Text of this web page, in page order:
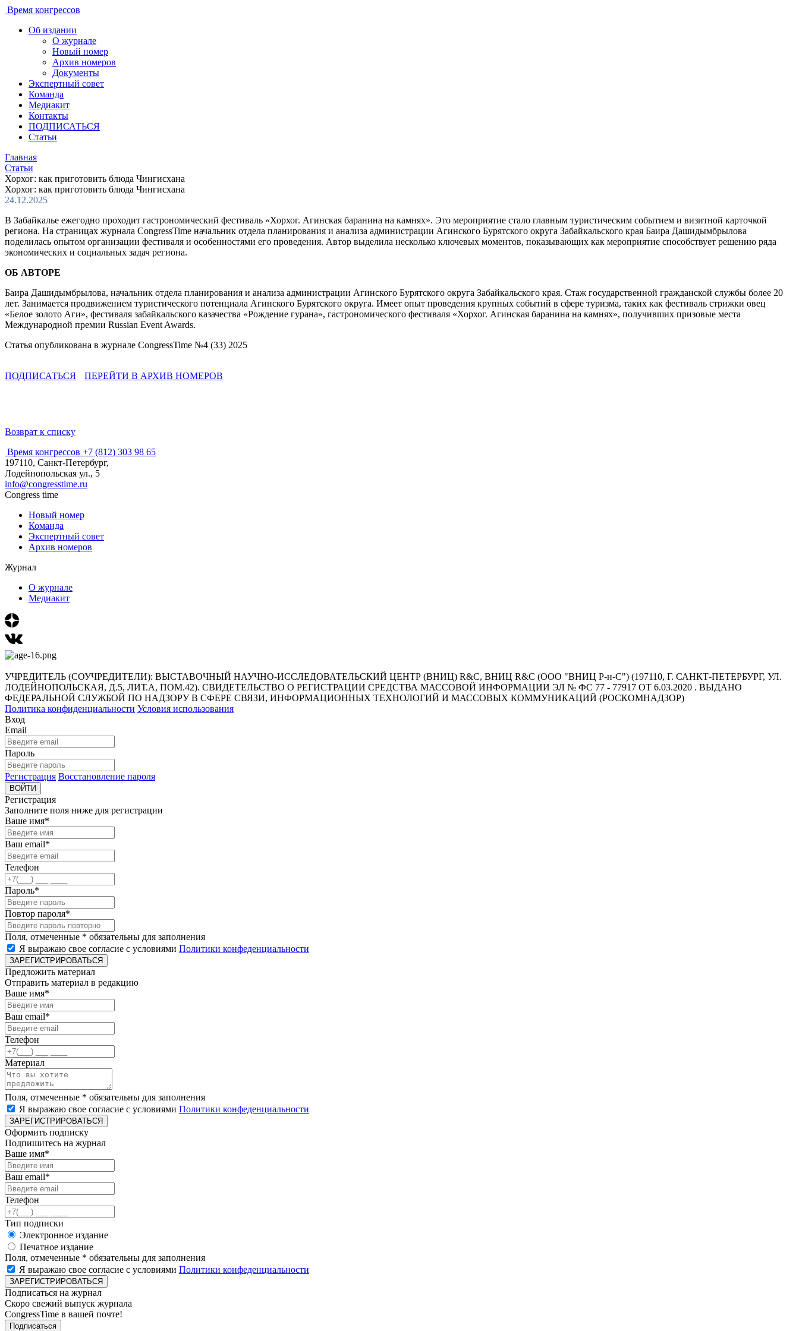
Время конгрессов
Об издании
О журнале
Новый номер
Архив номеров
Документы
Экспертный совет
Команда
Медиакит
Контакты
ПОДПИСАТЬСЯ
Статьи
Главная
Статьи
Хорхог: как приготовить блюда Чингисхана
Хорхог: как приготовить блюда Чингисхана
24.12.2025
В Забайкалье ежегодно проходит гастрономический фестиваль «Хорхог. Агинская баранина на камнях». Это мероприятие стало главным туристическим событием и визитной карточкой
региона. На страницах журнала CongressTime начальник отдела планирования и анализа администрации Агинского Бурятского округа Забайкальского края Баира Дашидымбрылова
поделилась опытом организации фестиваля и особенностями его проведения. Автор выделила несколько ключевых моментов, показывающих как мероприятие способствует решению ряда
экономических и социальных задач региона.
ОБ АВТОРЕ
Баира Дашидымбрылова, начальник отдела планирования и анализа администрации Агинского Бурятского округа Забайкальского края. Стаж государственной гражданской службы более 20
лет. Занимается продвижением туристического потенциала Агинского Бурятского округа. Имеет опыт проведения крупных событий в сфере туризма, таких как фестиваль стрижки овец
«Белое золото Аги», фестиваля забайкальского казачества «Рождение гурана», гастрономического фестиваля «Хорхог. Агинская баранина на камнях», получивших призовые места
Международной премии Russian Event Awards.
Статья опубликована в журнале CongressTime №4 (33) 2025
ПОДПИСАТЬСЯ ПЕРЕЙТИ В АРХИВ НОМЕРОВ
Возврат к списку
Время конгрессов +7 (812) 303 98 65
197110, Санкт-Петербург,
Лодейнопольская ул., 5
info@congresstime.ru
Congress time
Новый номер
Команда
Экспертный совет
Архив номеров
Журнал
О журнале
Медиакит
УЧРЕДИТЕЛЬ (СОУЧРЕДИТЕЛИ): ВЫСТАВОЧНЫЙ НАУЧНО-ИССЛЕДОВАТЕЛЬСКИЙ ЦЕНТР (ВНИЦ) R&C, ВНИЦ R&C (ООО "ВНИЦ Р-н-С") (197110, Г. САНКТ-ПЕТЕРБУРГ, УЛ.
ЛОДЕЙНОПОЛЬСКАЯ, Д.5, ЛИТ.А, ПОМ.42). СВИДЕТЕЛЬСТВО О РЕГИСТРАЦИИ СРЕДСТВА МАССОВОЙ ИНФОРМАЦИИ ЭЛ № ФС 77 - 77917 ОТ 6.03.2020 . ВЫДАНО
ФЕДЕРАЛЬНОЙ СЛУЖБОЙ ПО НАДЗОРУ В СФЕРЕ СВЯЗИ, ИНФОРМАЦИОННЫХ ТЕХНОЛОГИЙ И МАССОВЫХ КОММУНИКАЦИЙ (РОСКОМНАДЗОР)
Политика конфиденциальности Условия использования
Вход
Email
Пароль
Регистрация Восстановление пароля
ВОЙТИ
Регистрация
Заполните поля ниже для регистрации
Ваше имя*
Ваш email*
Телефон
Пароль*
Повтор пароля*
Поля, отмеченные * обязательны для заполнения
Я выражаю свое согласие с условиями Политики конфеденциальности
ЗАРЕГИСТРИРОВАТЬСЯ
Предложить материал
Отправить материал в редакцию
Ваше имя*
Ваш email*
Телефон
Материал
Поля, отмеченные * обязательны для заполнения
Я выражаю свое согласие с условиями Политики конфеденциальности
ЗАРЕГИСТРИРОВАТЬСЯ
Оформить подписку
Подпишитесь на журнал
Ваше имя*
Ваш email*
Телефон
Тип подписки
Электронное издание
Печатное издание
Поля, отмеченные * обязательны для заполнения
Я выражаю свое согласие с условиями Политики конфеденциальности
ЗАРЕГИСТРИРОВАТЬСЯ
Подписаться на журнал
Скоро свежий выпуск журнала
CongressTime в вашей почте!
Подписаться